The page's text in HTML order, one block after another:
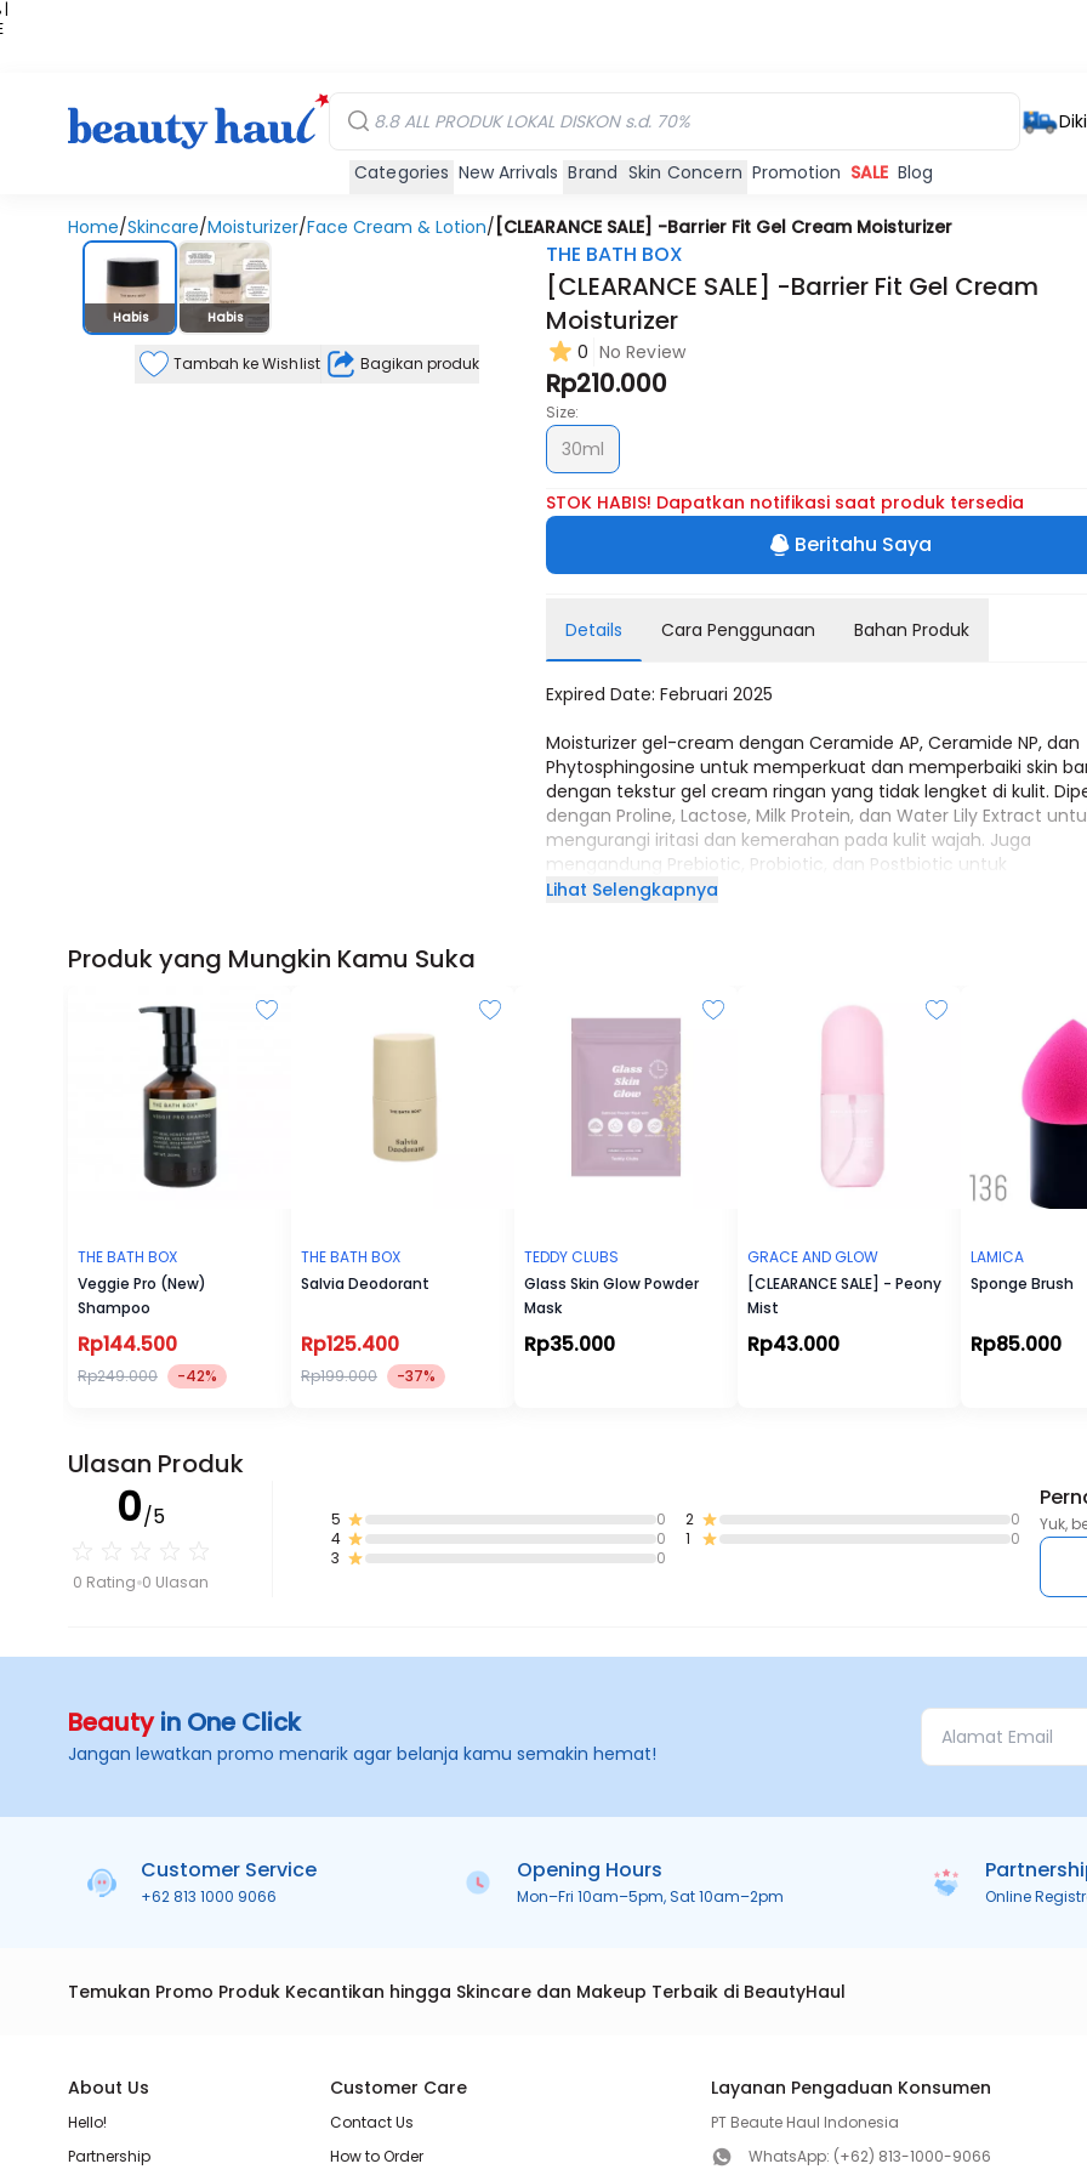
|
Categories New Arrivals Brand Skin Concern Promotion SALE Blog
Home/Skincare/Moisturizer/Face Cream & Lotion/ [CLEARANCE SALE] -Barrier Fit Gel Cream Moisturizer
Stok Habis
Habis Habis
Tambah ke Wishlist Bagikan produk
THE BATH BOX
[CLEARANCE SALE] -Barrier Fit Gel Cream
Moisturizer
0 No Review
Rp210.000
Size:
30ml
STOK HABIS! Dapatkan notifikasi saat produk tersedia
Beritahu Saya
Details Cara Penggunaan Bahan Produk
Expired Date: Februari 2025
Moisturizer gel-cream dengan Ceramide AP, Ceramide NP, dan
Phytosphingosine untuk memperkuat dan memperbaiki skin
dengan tekstur gel cream ringan yang tidak lengket di kulit.
dengan Proline, Lactose, Milk Protein, dan Water Lily Extract
mengurangi iritasi dan kemerahan pada kulit wajah. Juga
mengandung Prebiotic, Probiotic, dan Postbiotic untuk
menyeimbangkan skin microbioma untuk memperkuat skin
Lihat Selengkapnya
Produk yang Mungkin Kamu Suka
THE BATH BOX
Veggie Pro (New)
Shampoo
Rp144.500
Rp249.000 -42%
THE BATH BOX
Salvia Deodorant
Rp125.400
Rp199.000 -37%
TEDDY CLUBS
Glass Skin Glow Powder
Mask
Rp35.000
GRACE AND GLOW
[CLEARANCE SALE] - Peony
Mist
Rp43.000
LAMICA
Sponge Brush
Rp85.000
Ulasan Produk
0/5
0 Rating 0 Ulasan
5
0
4
0
3
0
2
0
1
0
Yuk,
Beautyin One Click
Jangan lewatkan promo menarik agar belanja kamu semakin hemat!
Customer Service
+62 813 1000 9066
Opening Hours
Mon–Fri 10am–5pm, Sat 10am–2pm Online
Temukan Promo Produk Kecantikan hingga Skincare dan Makeup Terbaik di BeautyHaul
About Us
Hello!
Partnership
Customer Care
Contact Us
How to Order
Layanan Pengaduan Konsumen
PT Beaute Haul Indonesia
WhatsApp: (+62) 813-1000-9066